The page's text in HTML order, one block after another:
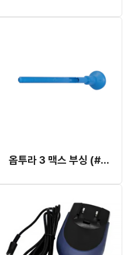
옵투라 3 맥스 부싱 (#823-814)